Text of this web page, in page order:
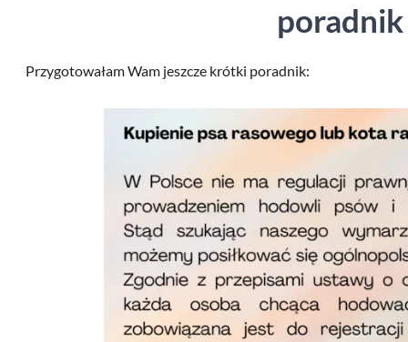
poradnik
Przygotowałam Wam jeszcze krótki poradnik: